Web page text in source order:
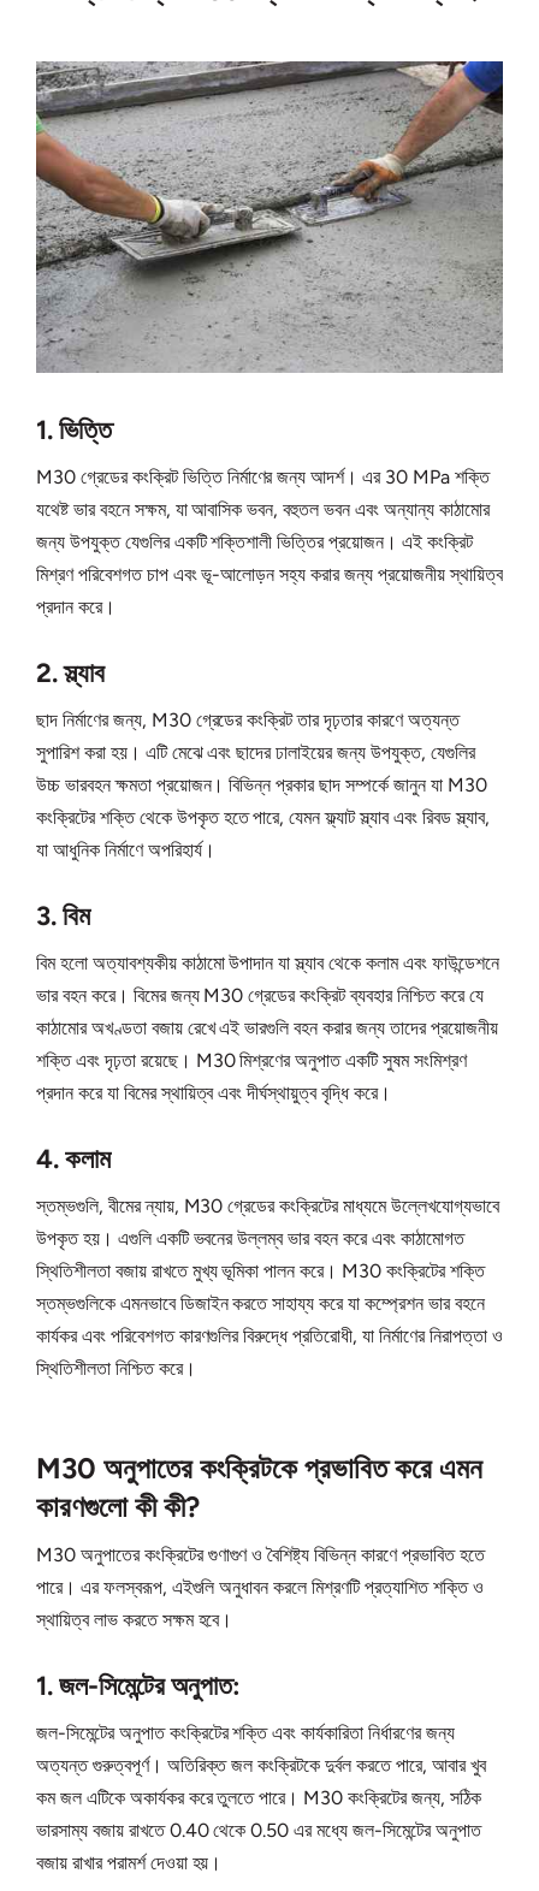
1. ভিত্তি
M30 গ্রেডের কংক্রিট ভিত্তি নির্মাণের জন্য আদর্শ। এর 30 MPa শক্তি
যথেষ্ট ভার বহনে সক্ষম, যা আবাসিক ভবন, বহুতল ভবন এবং অন্যান্য কাঠামোর
জন্য উপযুক্ত যেগুলির একটি শক্তিশালী ভিত্তির প্রয়োজন। এই কংক্রিট
মিশ্রণ পরিবেশগত চাপ এবং ভূ-আলোড়ন সহ্য করার জন্য প্রয়োজনীয় স্থায়িত্ব
প্রদান করে।
2. স্ল্যাব
ছাদ নির্মাণের জন্য, M30 গ্রেডের কংক্রিট তার দৃঢ়তার কারণে অত্যন্ত
সুপারিশ করা হয়। এটি মেঝে এবং ছাদের ঢালাইয়ের জন্য উপযুক্ত, যেগুলির
উচ্চ ভারবহন ক্ষমতা প্রয়োজন। বিভিন্ন প্রকার ছাদ সম্পর্কে জানুন যা M30
কংক্রিটের শক্তি থেকে উপকৃত হতে পারে, যেমন ফ্ল্যাট স্ল্যাব এবং রিবড স্ল্যাব,
যা আধুনিক নির্মাণে অপরিহার্য।
3. বিম
বিম হলো অত্যাবশ্যকীয় কাঠামো উপাদান যা স্ল্যাব থেকে কলাম এবং ফাউন্ডেশনে
ভার বহন করে। বিমের জন্য M30 গ্রেডের কংক্রিট ব্যবহার নিশ্চিত করে যে
কাঠামোর অখণ্ডতা বজায় রেখে এই ভারগুলি বহন করার জন্য তাদের প্রয়োজনীয়
শক্তি এবং দৃঢ়তা রয়েছে। M30 মিশ্রণের অনুপাত একটি সুষম সংমিশ্রণ
প্রদান করে যা বিমের স্থায়িত্ব এবং দীর্ঘস্থায়ুত্ব বৃদ্ধি করে।
4. কলাম
স্তম্ভগুলি, বীমের ন্যায়, M30 গ্রেডের কংক্রিটের মাধ্যমে উল্লেখযোগ্যভাবে
উপকৃত হয়। এগুলি একটি ভবনের উল্লম্ব ভার বহন করে এবং কাঠামোগত
স্থিতিশীলতা বজায় রাখতে মুখ্য ভূমিকা পালন করে। M30 কংক্রিটের শক্তি
স্তম্ভগুলিকে এমনভাবে ডিজাইন করতে সাহায্য করে যা কম্প্রেশন ভার বহনে
কার্যকর এবং পরিবেশগত কারণগুলির বিরুদ্ধে প্রতিরোধী, যা নির্মাণের নিরাপত্তা ও
স্থিতিশীলতা নিশ্চিত করে।
M30 অনুপাতের কংক্রিটকে প্রভাবিত করে এমন
কারণগুলো কী কী?
M30 অনুপাতের কংক্রিটের গুণাগুণ ও বৈশিষ্ট্য বিভিন্ন কারণে প্রভাবিত হতে
পারে। এর ফলস্বরূপ, এইগুলি অনুধাবন করলে মিশ্রণটি প্রত্যাশিত শক্তি ও
স্থায়িত্ব লাভ করতে সক্ষম হবে।
1. জল-সিমেন্টের অনুপাত:
জল-সিমেন্টের অনুপাত কংক্রিটের শক্তি এবং কার্যকারিতা নির্ধারণের জন্য
অত্যন্ত গুরুত্বপূর্ণ। অতিরিক্ত জল কংক্রিটকে দুর্বল করতে পারে, আবার খুব
কম জল এটিকে অকার্যকর করে তুলতে পারে। M30 কংক্রিটের জন্য, সঠিক
ভারসাম্য বজায় রাখতে 0.40 থেকে 0.50 এর মধ্যে জল-সিমেন্টের অনুপাত
বজায় রাখার পরামর্শ দেওয়া হয়।